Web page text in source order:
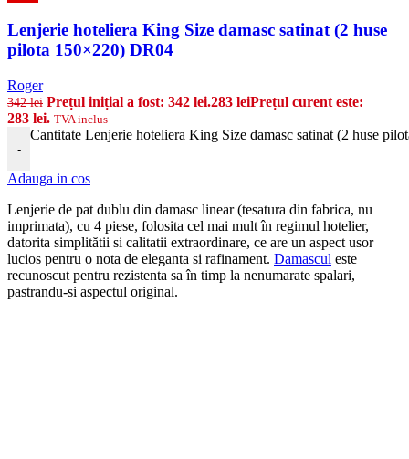
Lenjerie hoteliera King Size damasc satinat (2 huse
pilota 150×220) DR04
Roger
342lei Prețul inițial a fost: 342 lei.283 leiPrețul curent este:
283 lei. TVA inclus
-
Cantitate Lenjerie hoteliera King Size damasc satinat (2 huse
Adauga in cos
Lenjerie de pat dublu din damasc linear (tesatura din fabrica, nu
imprimata), cu 4 piese, folosita cel mai mult în regimul hotelier,
datorita simplitătii si calitatii extraordinare, ce are un aspect usor
lucios pentru o nota de eleganta si rafinament. Damascul este
recunoscut pentru rezistenta sa în timp la nenumarate spalari,
pastrandu-si aspectul original.